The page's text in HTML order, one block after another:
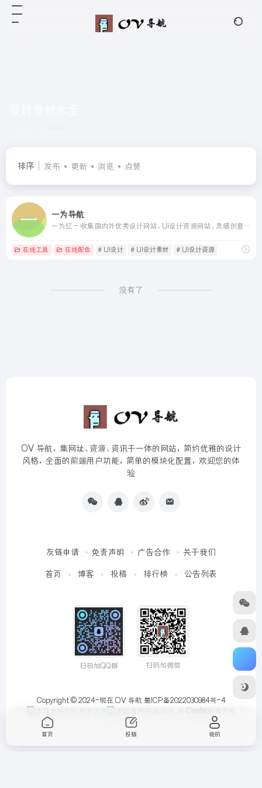
排序 发布 更新 浏览 点赞
一为导航
一为忆 - 收集国内外优秀设计网站、UI设计资源网站、灵感创意网站、素材资源网站，定时更新分享优质产品设计书签。
在线工具 在线配色 # UI设计 # UI设计素材 # UI设计资源
没有了
OV 导航，集网址、资源、资讯于一体的网站，简约优雅的设计
风格，全面的前端用户功能，简单的模块化配置，欢迎您的体
验
友链申请 免责声明 广告合作 关于我们
首页 博客 投稿 排行榜 公告列表
扫码加QQ群 扫码加微信
Copyright © 2024-现在 OV 导航 蜀ICP备2022030984号-4
动
首页 投稿 我的